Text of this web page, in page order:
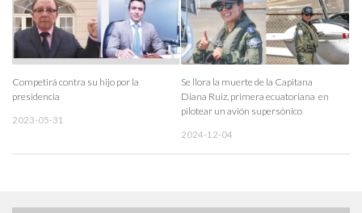
Competirá contra su hijo por la
presidencia
2023-05-31
Se llora la muerte de la Capitana
Diana Ruiz, primera ecuatoriana en
pilotear un avión supersónico
2024-12-04